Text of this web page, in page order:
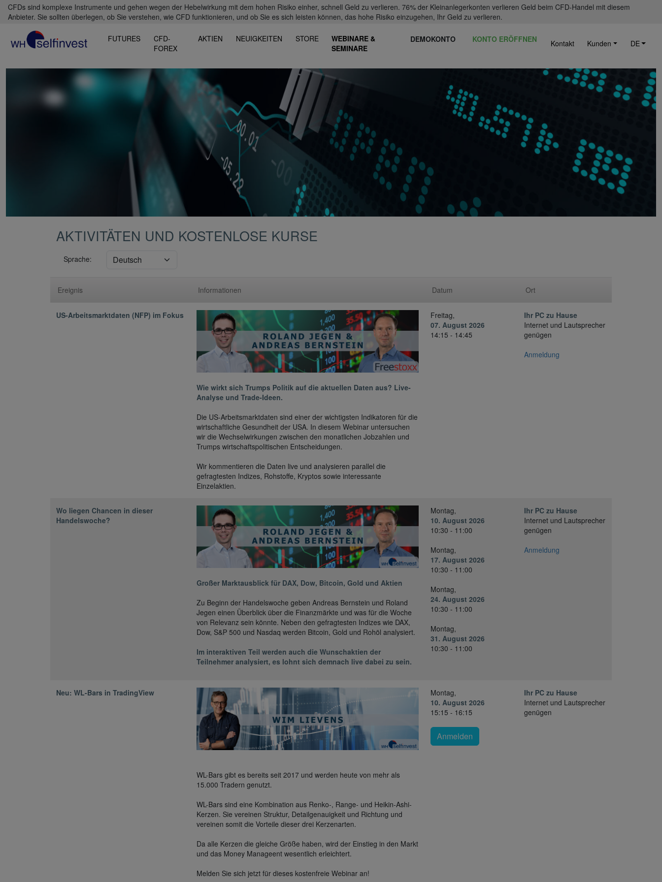
CFDs sind komplexe Instrumente und gehen wegen der Hebelwirkung mit dem hohen Risiko einher, schnell Geld zu verlieren. 76% der Kleinanlegerkonten verlieren Geld beim CFD-Handel mit diesem
Anbieter. Sie sollten überlegen, ob Sie verstehen, wie CFD funktionieren, und ob Sie es sich leisten können, das hohe Risiko einzugehen, Ihr Geld zu verlieren.
FUTURES
CFD-
FOREX
AKTIEN NEUIGKEITEN STORE
WEBINARE &
SEMINARE
DEMOKONTO KONTO ERÖFFNEN Kontakt Kunden DE
AKTIVITÄTEN UND KOSTENLOSE KURSE
Sprache:
Ereignis Informationen Datum Ort
US-Arbeitsmarktdaten (NFP) im Fokus
Wie wirkt sich Trumps Politik auf die aktuellen Daten aus? Live-
Analyse und Trade-Ideen.
Die US-Arbeitsmarktdaten sind einer der wichtigsten Indikatoren für die
wirtschaftliche Gesundheit der USA. In diesem Webinar untersuchen
wir die Wechselwirkungen zwischen den monatlichen Jobzahlen und
Trumps wirtschaftspolitischen Entscheidungen.
Wir kommentieren die Daten live und analysieren parallel die
gefragtesten Indizes, Rohstoffe, Kryptos sowie interessante
Einzelaktien.
Freitag,
07. August 2026
14:15 - 14:45
Ihr PC zu Hause
Internet und Lautsprecher
genügen
Anmeldung
Wo liegen Chancen in dieser
Handelswoche?
Großer Marktausblick für DAX, Dow, Bitcoin, Gold und Aktien
Zu Beginn der Handelswoche geben Andreas Bernstein und Roland
Jegen einen Überblick über die Finanzmärkte und was für die Woche
von Relevanz sein könnte. Neben den gefragtesten Indizes wie DAX,
Dow, S&P 500 und Nasdaq werden Bitcoin, Gold und Rohöl analysiert.
Im interaktiven Teil werden auch die Wunschaktien der
Teilnehmer analysiert, es lohnt sich demnach live dabei zu sein.
Montag,
10. August 2026
10:30 - 11:00
Montag,
17. August 2026
10:30 - 11:00
Montag,
24. August 2026
10:30 - 11:00
Montag,
31. August 2026
10:30 - 11:00
Ihr PC zu Hause
Internet und Lautsprecher
genügen
Anmeldung
Neu: WL-Bars in TradingView
WL-Bars gibt es bereits seit 2017 und werden heute von mehr als
15.000 Tradern genutzt.
WL-Bars sind eine Kombination aus Renko-, Range- und Heikin-Ashi-
Kerzen. Sie vereinen Struktur, Detailgenauigkeit und Richtung und
vereinen somit die Vorteile dieser drei Kerzenarten.
Da alle Kerzen die gleiche Größe haben, wird der Einstieg in den Markt
und das Money Manageent wesentlich erleichtert.
Melden Sie sich jetzt für dieses kostenfreie Webinar an!
Montag,
10. August 2026
15:15 - 16:15
Anmelden
Ihr PC zu Hause
Internet und Lautsprecher
genügen